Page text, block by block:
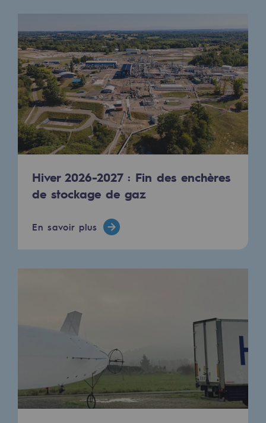
Engagements auprès des territoires
Social
Social
Notre investissement dans les
Inclusion
QVCT
Sécurité
Santé et sécurité au travail
Sécurité industrielle
Gouvernance responsable
Gouvernance responsable
CADRE, le programme gouvernance
Hiver 2026-2027 : Fin des enchères
de stockage de gaz
En savoir plus